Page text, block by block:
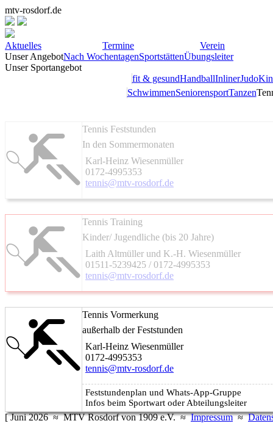
mtv-rosdorf.de
Aktuelles Termine
Verein
Unser AngebotNach WochentagenSportstättenÜbungsleiter
Unser Sportangebot
fit & gesundHandballInlinerJudo
SchwimmenSeniorensportTanzen
Tennis Feststunden
In den Sommermonaten
Karl-Heinz Wiesenmüller
0172-4995353
tennis@mtv-rosdorf.de
Tennis Training
Kinder/ Jugendliche (bis 20 Jahre)
Laith Altmüller und K.-H. Wiesenmüller
01511-5239425 / 0172-4995353
tennis@mtv-rosdorf.de
Tennis Vormerkung
außerhalb der Feststunden
Karl-Heinz Wiesenmüller
0172-4995353
tennis@mtv-rosdorf.de
Feststundenplan und Whats-App-Gruppe
Infos beim Sportwart oder Abteilungsleiter
[ Juni 2026 ≈ MTV Rosdorf von 1909 e.V. ≈Impressum≈